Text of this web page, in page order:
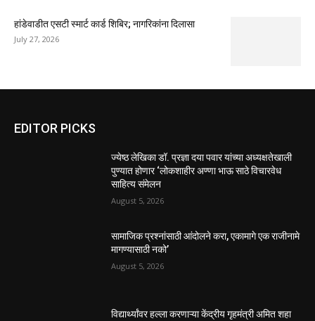
हांडेवाडीत एसटी स्मार्ट कार्ड शिबिर; नागरिकांना दिलासा
July 27, 2026
EDITOR PICKS
ज्येष्ठ लेखिका डॉ. प्रज्ञा दया पवार यांच्या अध्यक्षतेखाली
पुण्यात होणार ‘लोकशाहीर अण्णा भाऊ साठे विचारवेध
साहित्य संमेलन
August 5, 2026
सामाजिक प्रश्नांसाठी आंदोलने करा, एकामागे एक राजीनामे
मागण्यासाठी नको’
August 5, 2026
विद्यार्थ्यांवर हल्ला करणाऱ्या केंद्रीय गृहमंत्री अमित शहा